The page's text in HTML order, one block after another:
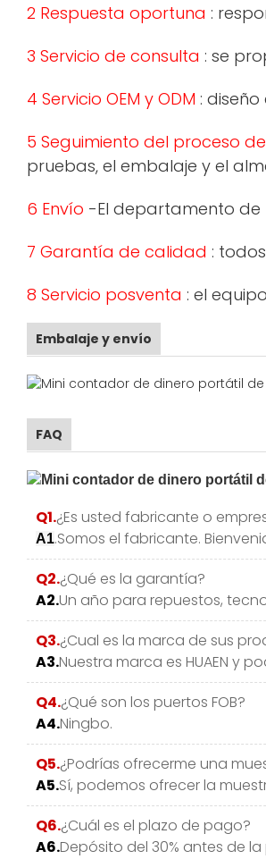
2 Respuesta oportuna :
3 Servicio de consulta : se
4 Servicio OEM y ODM :
5 Seguimiento del proceso
pruebas, el embalaje y el
6 Envío -El departamento de
7 Garantía de calidad :
8 Servicio posventa : el
Embalaje y envío
FAQ
Q1.¿Es usted fabricante o
A1.Somos el fabricante.
Q2.¿Qué es la garantía?
A2.Un año para repuestos,
Q3.¿Cual es la marca de sus
A3.Nuestra marca es HUAEN y
Q4.¿Qué son los puertos FOB?
A4.Ningbo.
Q5.¿Podrías ofrecerme una
A5.Sí, podemos ofrecer la
Q6.¿Cuál es el plazo de pago?
A6.Depósito del 30% antes de